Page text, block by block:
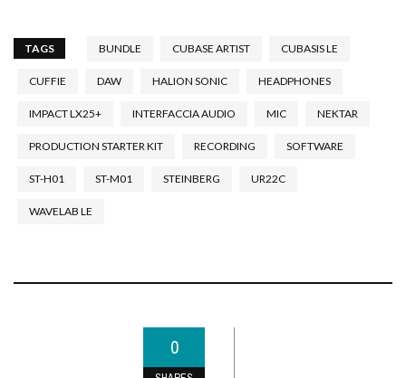
TAGS BUNDLE CUBASE ARTIST CUBASIS LE
CUFFIE DAW HALION SONIC HEADPHONES
IMPACT LX25+ INTERFACCIA AUDIO MIC NEKTAR
PRODUCTION STARTER KIT RECORDING SOFTWARE
ST-H01 ST-M01 STEINBERG UR22C
WAVELAB LE
0